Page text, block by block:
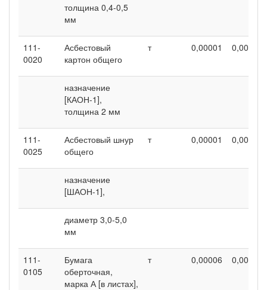
толщина 0,4-0,5
мм
111-
0020
Асбестовый
картон общего
т 0,00001 0,00001
назначение
[КАОН-1],
толщина 2 мм
111-
0025
Асбестовый шнур
общего
т 0,00001 0,00001
назначение
[ШАОН-1],
диаметр 3,0-5,0
мм
111-
0105
Бумага
оберточная,
марка А [в листах],
т 0,00006 0,00006